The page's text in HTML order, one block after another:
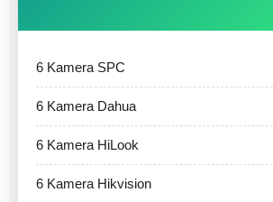
6 Kamera SPC
6 Kamera Dahua
6 Kamera HiLook
6 Kamera Hikvision